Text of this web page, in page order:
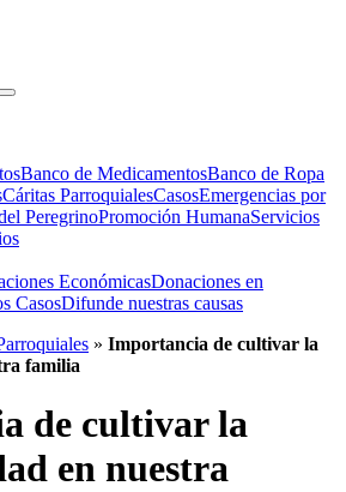
Banco de MedicamentosBanco de Ropa
Cáritas ParroquialesCasosEmergencias por
PeregrinoPromoción HumanaServicios
EconómicasDonaciones en
CasosDifunde nuestras causas
» Importancia de cultivar la
familia
de cultivar la
en nuestra